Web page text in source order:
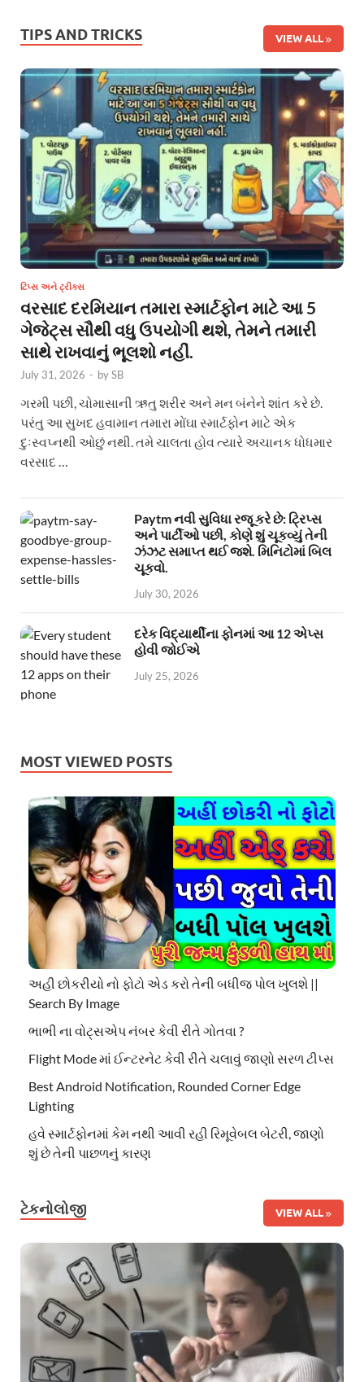
TIPS AND TRICKS VIEW ALL
ટિપ્સ અને ટ્રીક્સ
વરસાદ દરમિયાન તમારા સ્માર્ટફોન માટે આ 5
ગેજેટ્સ સૌથી વધુ ઉપયોગી થશે, તેમને તમારી
સાથે રાખવાનું ભૂલશો નહીં.
July 31, 2026 - bySB
ગરમી પછી, ચોમાસાની ઋતુ શરીર અને મન બંનેને શાંત કરે છે.
પરંતુ આ સુખદ હવામાન તમારા મોંઘા સ્માર્ટફોન માટે એક
દુઃસ્વપ્નથી ઓછું નથી. તમે ચાલતા હોવ ત્યારે અચાનક ધોધમાર
વરસાદ …
Paytm નવી સુવિધા રજૂ કરે છે: ટ્રિપ્સ
અને પાર્ટીઓ પછી, કોણે શું ચૂકવ્યું તેની
ઝંઝટ સમાપ્ત થઈ જશે. મિનિટોમાં બિલ
ચૂકવો.
July 30, 2026
દરેક વિદ્યાર્થીના ફોનમાં આ 12 એપ્સ
હોવી જોઈએ
July 25, 2026
MOST VIEWED POSTS
અહી છોકરીયો નો ફોટો એડ કરો તેની બધીજ પોલ ખુલશે ||
Search By Image
ભાભી ના વોટ્સએપ નંબર કેવી રીતે ગોતવા ?
Flight Mode માં ઈન્ટરનેટ કેવી રીતે ચલાવું જાણો સરળ ટીપ્સ
Best Android Notification, Rounded Corner Edge
Lighting
હવે સ્માર્ટફોનમાં કેમ નથી આવી રહી રિમૂવેબલ બેટરી, જાણો
શું છે તેની પાછળનું કારણ
ટેકનોલોજી VIEW ALL